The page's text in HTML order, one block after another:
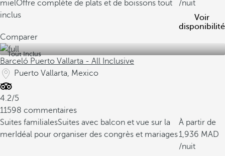
mielOffre complète de plats et de boissons tout
inclus
/nuit
Voir
disponibilité
Comparer
Tout Inclus
Barceló Puerto Vallarta - All Inclusive
Puerto Vallarta, Mexico
4.2/5
11598 commentaires
Suites familialesSuites avec balcon et vue sur la
mer Idéal pour organiser des congrès et mariages
À partir de
1,936
/nuit